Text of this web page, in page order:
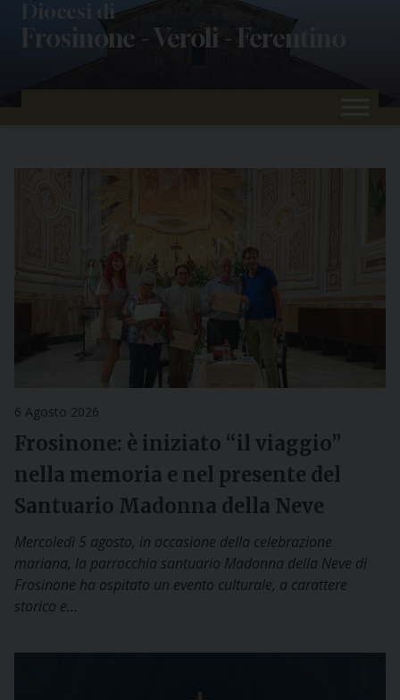
Diocesi di
Frosinone - Veroli - Ferentino
6 Agosto 2026
Frosinone: è iniziato “il viaggio”
nella memoria e nel presente del
Santuario Madonna della Neve
Mercoledì 5 agosto, in occasione della celebrazione
mariana, la parrocchia santuario Madonna della Neve di
Frosinone ha ospitato un evento culturale, a carattere
storico e…